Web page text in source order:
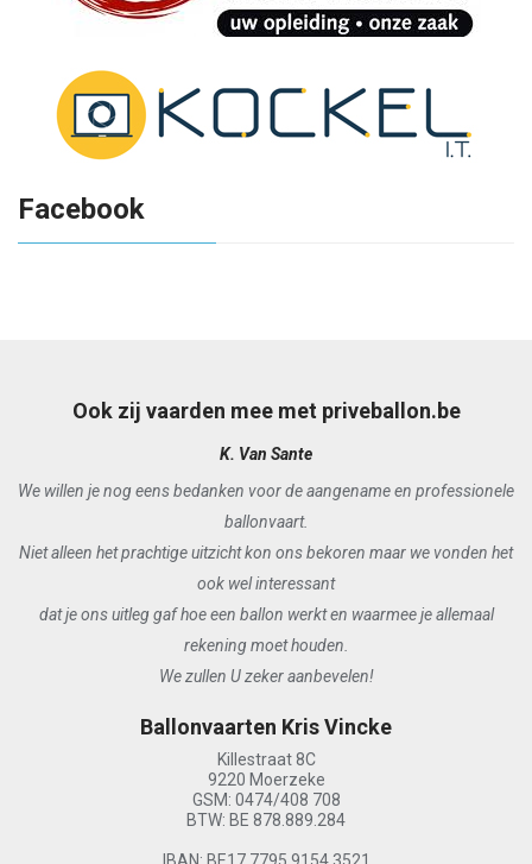
Facebook
Ook zij vaarden mee met priveballon.be
K. Van Sante
We willen je nog eens bedanken voor de aangename en professionele
ballonvaart.
Niet alleen het prachtige uitzicht kon ons bekoren maar we vonden het
ook wel interessant
dat je ons uitleg gaf hoe een ballon werkt en waarmee je allemaal
rekening moet houden.
We zullen U zeker aanbevelen!
Ballonvaarten Kris Vincke
Killestraat 8C
9220 Moerzeke
GSM: 0474/408 708
BTW: BE 878.889.284